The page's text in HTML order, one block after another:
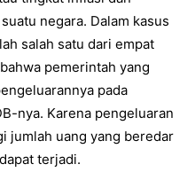
negara. Dalam kasus
salah satu dari empat
pemerintah yang
pada
nya. Karena pengeluaran
jumlah uang yang beredar
terjadi.